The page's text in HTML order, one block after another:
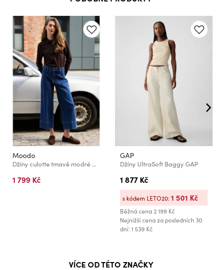
Moodo
Džíny culotte tmavě modré Moodo
1 799 Kč
GAP
Džíny UltraSoft Baggy GAP
1 877 Kč
Běžná cena2 199 Kč
Nejnižší cena za posledních 30
dní: 1 539 Kč
s kódem LETO20:1 501 Kč
VÍCE OD TÉTO ZNAČKY